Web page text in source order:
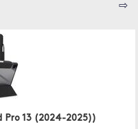
⇨
Pro 13 (2024-2025))